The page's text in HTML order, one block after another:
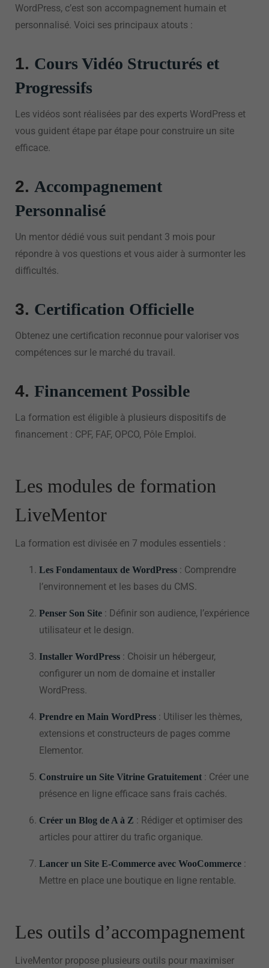
WordPress, c’est son accompagnement humain et
personnalisé. Voici ses principaux atouts :
1. Cours Vidéo Structurés et
Progressifs
Les vidéos sont réalisées par des experts WordPress et
vous guident étape par étape pour construire un site
efficace.
2. Accompagnement
Personnalisé
Un mentor dédié vous suit pendant 3 mois pour
répondre à vos questions et vous aider à surmonter les
difficultés.
3. Certification Officielle
Obtenez une certification reconnue pour valoriser vos
compétences sur le marché du travail.
4. Financement Possible
La formation est éligible à plusieurs dispositifs de
financement : CPF, FAF, OPCO, Pôle Emploi.
Les modules de formation
LiveMentor
La formation est divisée en 7 modules essentiels :
Les Fondamentaux de WordPress : Comprendre
l’environnement et les bases du CMS.
Penser Son Site : Définir son audience, l’expérience
utilisateur et le design.
Installer WordPress : Choisir un hébergeur,
configurer un nom de domaine et installer
WordPress.
Prendre en Main WordPress : Utiliser les thèmes,
extensions et constructeurs de pages comme
Elementor.
Construire un Site Vitrine Gratuitement : Créer une
présence en ligne efficace sans frais cachés.
Créer un Blog de A à Z : Rédiger et optimiser des
articles pour attirer du trafic organique.
Lancer un Site E-Commerce avec WooCommerce :
Mettre en place une boutique en ligne rentable.
Les outils d’accompagnement
LiveMentor propose plusieurs outils pour maximiser